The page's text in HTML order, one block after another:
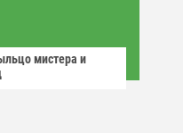
мистера и